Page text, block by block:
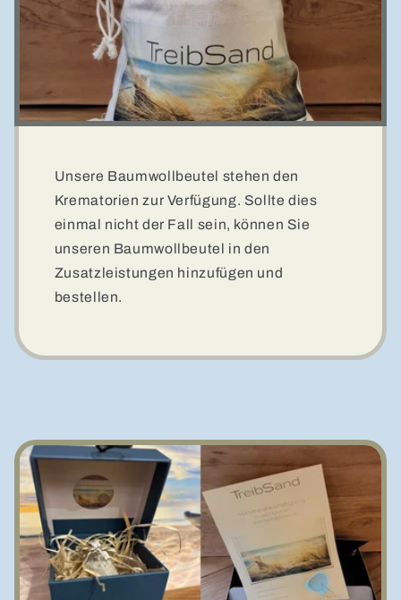
Unsere Baumwollbeutel stehen den
Krematorien zur Verfügung. Sollte dies
einmal nicht der Fall sein, können Sie
unseren Baumwollbeutel in den
Zusatzleistungen hinzufügen und
bestellen.